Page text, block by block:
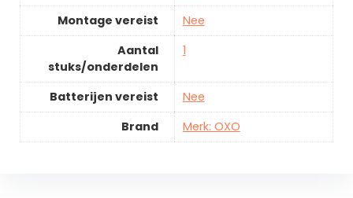
Montage vereist
Nee
Aantal
stuks/onderdelen
1
Batterijen vereist
Nee
Brand
Merk: OXO